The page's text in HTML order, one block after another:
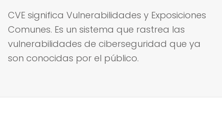
CVE significa Vulnerabilidades y Exposiciones
Comunes. Es un sistema que rastrea las
vulnerabilidades de ciberseguridad que ya
son conocidas por el público.